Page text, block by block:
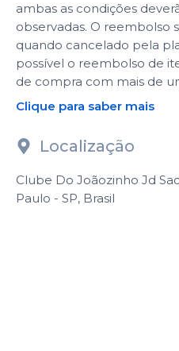
ambas as condições
observadas. O reembolso
quando cancelado pela
possível o reembolso de
de compra com mais de
Clique para saber mais
Localização
Clube Do Joãozinho Jd
Paulo - SP, Brasil